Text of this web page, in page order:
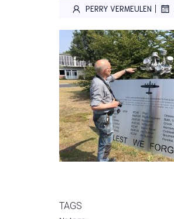
PERRY VERMEULEN |
TAGS